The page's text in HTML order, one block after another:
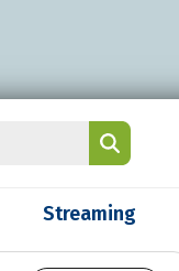
Streaming